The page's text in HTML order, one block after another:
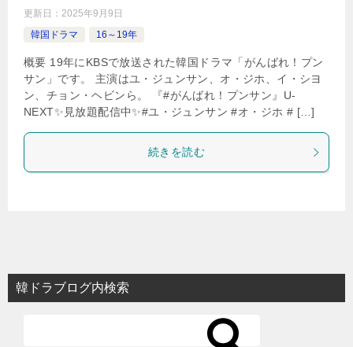
更新日： 2025年9月9日
韓国ドラマ
16～19年
概要 19年にKBSで放送された韓国ドラマ「がんばれ！プン
サン」です。 主演はユ・ジュンサン、オ・ジホ、イ・シヨ
ン、チョン・ヘビンら。 『#がんばれ！プンサン』U-
NEXT✨見放題配信中✨#ユ・ジュンサン #オ・ジホ # […]
続きを読む
韓ドラブログ内検索